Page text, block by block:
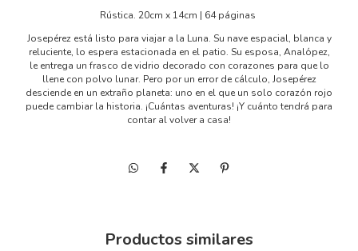
Rústica. 20cm x 14cm | 64 páginas
Josepérez está listo para viajar a la Luna. Su nave espacial, blanca y
reluciente, lo espera estacionada en el patio. Su esposa, Analópez,
le entrega un frasco de vidrio decorado con corazones para que lo
llene con polvo lunar. Pero por un error de cálculo, Josepérez
desciende en un extraño planeta: uno en el que un solo corazón rojo
puede cambiar la historia. ¡Cuántas aventuras! ¡Y cuánto tendrá para
contar al volver a casa!
Productos similares